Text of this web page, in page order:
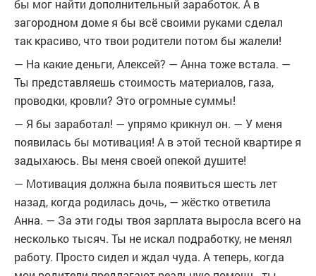
бы мог найти дополнительный заработок. А в
загородном доме я бы всё своими руками сделал
так красиво, что твои родители потом бы жалели!
— На какие деньги, Алексей? — Анна тоже встала. —
Ты представляешь стоимость материалов, газа,
проводки, кровли? Это огромные суммы!
— Я бы заработал! — упрямо крикнул он. — У меня
появилась бы мотивация! А в этой тесной квартире я
задыхаюсь. Вы меня своей опекой душите!
— Мотивация должна была появиться шесть лет
назад, когда родилась дочь, — жёстко ответила
Анна. — За эти годы твоя зарплата выросла всего на
несколько тысяч. Ты не искал подработку, не менял
работу. Просто сидел и ждал чуда. А теперь, когда